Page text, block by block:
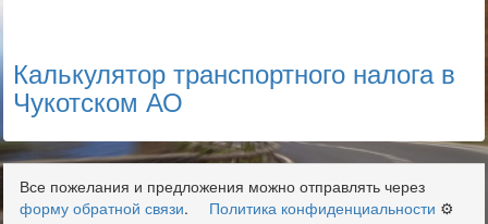
Калькулятор транспортного налога в
Чукотском АО
Все пожелания и предложения можно отправлять через
форму обратной связи. Политика конфиденциальности ⚙️